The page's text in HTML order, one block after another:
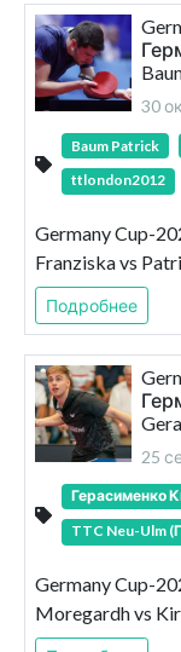
30
Baum Patrick
ttlondon2012
Germany Cup-
Franziska vs
Подробнее
25
Герасименко
TTC Neu-Ulm
Germany Cup-
Moregardh vs